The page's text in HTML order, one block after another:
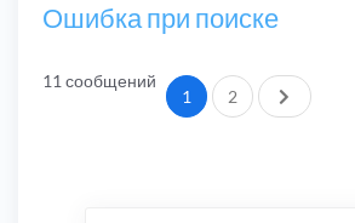
Ошибка при поиске
11 сообщений
1 2 След.